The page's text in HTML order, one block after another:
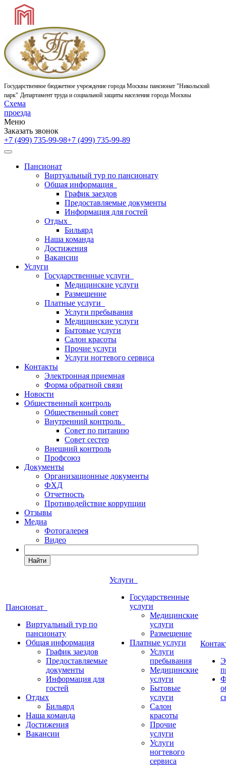
Государственное бюджетное учреждение города Москвы пансионат "Никольский
парк" Департамент труда и социальной защиты населения города Москвы
Схема
проезда
Меню
Заказать звонок
+7 (499) 735-99-98+7 (499) 735-99-89
Пансионат
Виртуальный тур по пансионату
Общая информация
График заездов
Предоставляемые документы
Информация для гостей
Отдых
Бильярд
Наша команда
Достижения
Вакансии
Услуги
Государственные услуги
Медицинские услуги
Размещение
Платные услуги
Услуги пребывания
Медицинские услуги
Бытовые услуги
Салон красоты
Прочие услуги
Услуги ногтевого сервиса
Контакты
Электронная приемная
Форма обратной связи
Новости
Общественный контроль
Общественный совет
Внутренний контроль
Совет по питанию
Совет сестер
Внешний контроль
Профсоюз
Документы
Организационные документы
ФХД
Отчетность
Противодействие коррупции
Отзывы
Медиа
Фотогалерея
Видео
Найти
Пансионат
Виртуальный тур по
пансионату
Общая информация
График заездов
Предоставляемые
документы
Информация для
гостей
Отдых
Бильярд
Наша команда
Достижения
Вакансии
Услуги
Государственные
услуги
Медицинские
услуги
Размещение
Платные услуги
Услуги
пребывания
Медицинские
услуги
Бытовые
услуги
Салон
красоты
Прочие
услуги
Услуги
ногтевого
сервиса